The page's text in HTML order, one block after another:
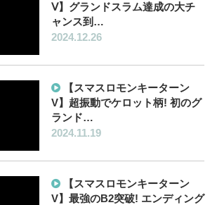
Ⅴ】グランドスラム達成の大チ
ャンス到…
2024.12.26
【スマスロモンキーターン
V】超振動でケロット柄! 初のグ
ランド…
2024.11.19
【スマスロモンキーターン
V】最強のB2突破! エンディング